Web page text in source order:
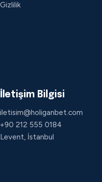
Gizlilik
İletişim Bilgisi
iletisim@holiganbet.com
+90 212 555 0184
Levent, İstanbul